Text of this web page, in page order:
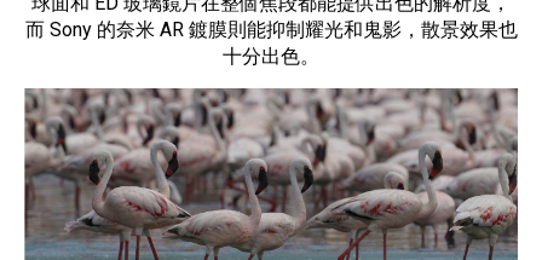
而 Sony 的奈米 AR 鍍膜則能抑制耀光和鬼影，散景效果也
十分出色。